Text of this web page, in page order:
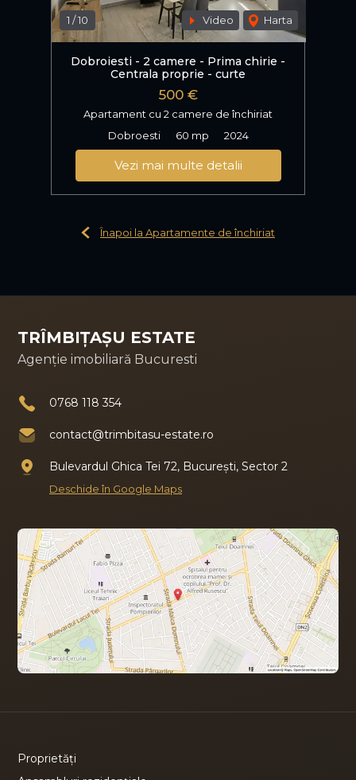
1 /10 Video Harta
Dobroiesti - 2 camere - Prima chirie -
Centrala proprie - curte
500 €
Apartament cu 2 camere de închiriat
Dobroesti
60 mp 2024
Vezi mai multe detalii
Înapoi la Apartamente de închiriat
TRÎMBIȚAȘU ESTATE
Agenție imobiliară Bucuresti
0768 118 354
contact@trimbitasu-estate.ro
Bulevardul Ghica Tei 72, București, Sector 2
Deschide în Google Maps
Proprietăți